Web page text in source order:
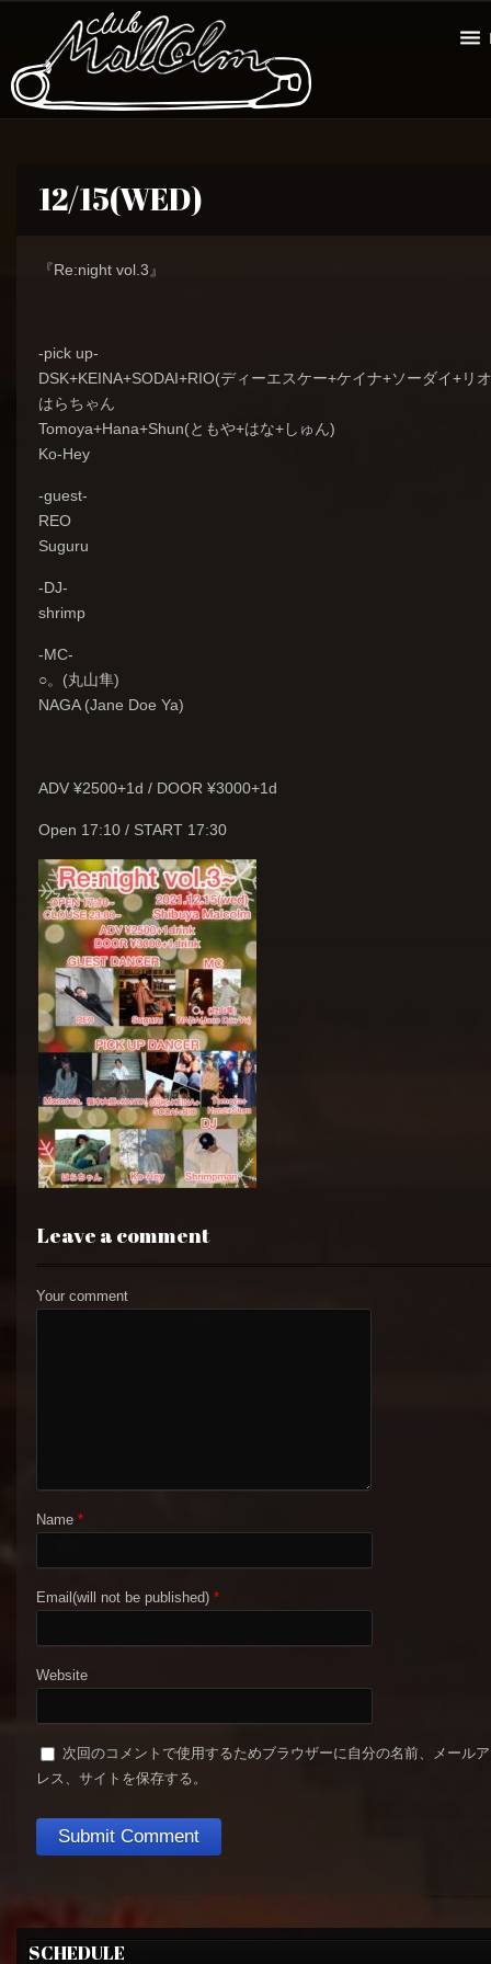
12/15(WED)
『Re:night vol.3』
-pick up-
DSK+KEINA+SODAI+RIO(ディーエスケー+ケイナ+ソーダイ+リ
はらちゃん
Tomoya+Hana+Shun(ともや+はな+しゅん)
Ko-Hey
-guest-
REO
Suguru
-DJ-
shrimp
-MC-
○。(丸山隼)
NAGA (Jane Doe Ya)
ADV ¥2500+1d / DOOR ¥3000+1d
Open 17:10 / START 17:30
Leave a comment
Your comment
Name *
Email(will not be published) *
Website
次回のコメントで使用するためブラウザーに自分の名前、メール
レス、サイトを保存する。
SCHEDULE